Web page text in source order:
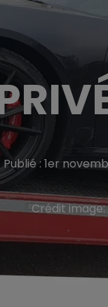
Publié : 1er
Crédit image: